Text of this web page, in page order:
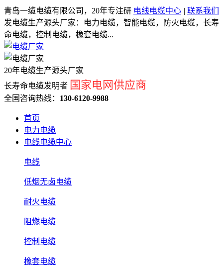
电线电缆中心 | 联系我们
青岛一缆电缆有限公司，20年专注研
发电缆生产源头厂家：电力电缆，智能电缆，防火电缆，长寿
命电缆，控制电缆，橡套电缆...
20年电缆生产源头厂家
长寿命电缆发明者 国家电网供应商
全国咨询热线： 130-6120-9988
首页
电力电缆
电线电缆中心
电线
低烟无卤电缆
耐火电缆
阻燃电缆
控制电缆
橡套电缆